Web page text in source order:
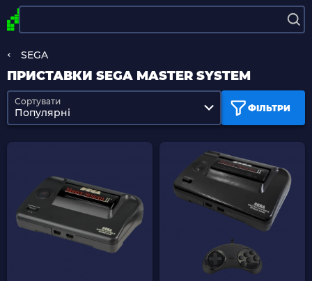
SEGA
ПРИСТАВКИ SEGA MASTER SYSTEM
ФІЛЬТРИ
Сортувати
Популярні